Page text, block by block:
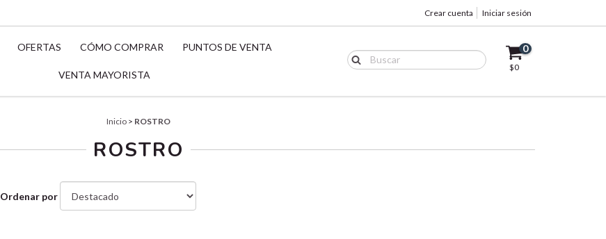
Crear cuenta Iniciar sesión
OFERTAS CÓMO COMPRAR PUNTOS DE VENTA
VENTA MAYORISTA
0
$0
Inicio > ROSTRO
ROSTRO
Ordenar por